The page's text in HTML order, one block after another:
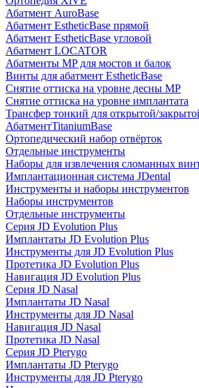
Абатмент AuroBase
Абатмент EstheticBase прямой
Абатмент EstheticBase угловой
Абатмент LOCATOR
Абатменты MP для мостов и балок
Винты для абатмент EstheticBase
Снятие оттиска на уровне десны MP
Снятие оттиска на уровне имплантата
Трансфер тонкий для открытой/
АбатментTitaniumBase
Ортопедический набор отвёрток
Отдельные инструменты
Наборы для извлечения сломанных
Имплантационная система JDental
Инструменты и наборы инструментов
Наборы инструментов
Отдельные инструменты
Серия JD Evolution Plus
Имплантаты JD Evolution Plus
Инструменты для JD Evolution Plus
Протетика JD Evolution Plus
Навигация JD Evolution Plus
Серия JD Nasal
Имплантаты JD Nasal
Инструменты для JD Nasal
Навигация JD Nasal
Протетика JD Nasal
Серия JD Pterygo
Имплантаты JD Pterygo
Инструменты для JD Pterygo